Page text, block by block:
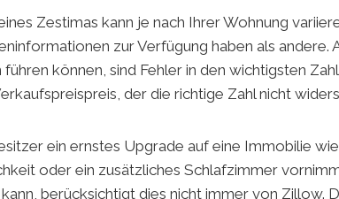
Zestimas kann je nach Ihrer Wohnung
zur Verfügung haben als andere.
können, sind Fehler in den wichtigsten
der die richtige Zahl nicht
ein ernstes Upgrade auf eine Immobilie
oder ein zusätzliches Schlafzimmer
berücksichtigt dies nicht immer von Zillow.